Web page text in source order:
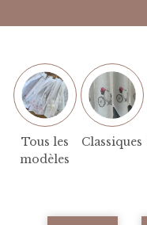
Tous les
modèles
Classiques